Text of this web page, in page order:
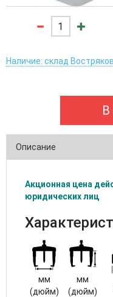
Наличие: склад
Описание
Акционная цена
юридических лиц
мм
(дюйм)
мм
(дюйм)